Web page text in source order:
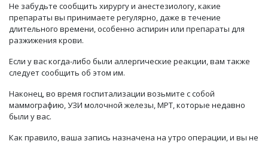
Не забудьте сообщить хирургу и анестезиологу, какие
препараты вы принимаете регулярно, даже в течение
длительного времени, особенно аспирин или препараты для
разжижения крови.
Если у вас когда-либо были аллергические реакции, вам также
следует сообщить об этом им.
Наконец, во время госпитализации возьмите с собой
маммографию, УЗИ молочной железы, МРТ, которые недавно
были у вас.
Как правило, ваша запись назначена на утро операции, и вы не